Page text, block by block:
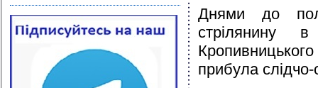
Днями до
стрілянину
прибула